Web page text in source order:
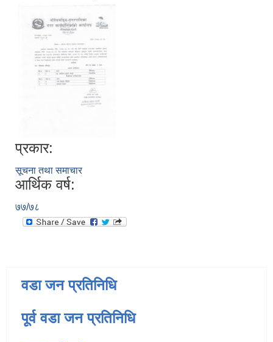
प्रकार:
सूचना तथा समाचार
आर्थिक वर्ष:
७७/७८
वडा जन प्रतिनिधि
पूर्व वडा जन प्रतिनिधि